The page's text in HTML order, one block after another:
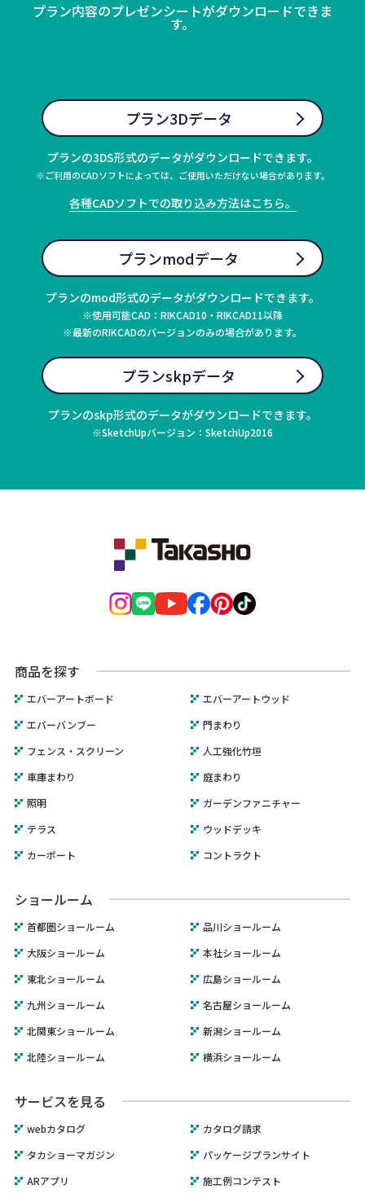
プラン内容のプレゼンシートがダウンロードできま
す。
プラン3Dデータ
プランの3DS形式のデータがダウンロードできます。
※ご利用のCADソフトによっては、ご使用いただけない場合があります。
各種CADソフトでの取り込み方法はこちら。
プランmodデータ
プランのmod形式のデータがダウンロードできます。
※使用可能CAD：RIKCAD10・RIKCAD11以降
※最新のRIKCADのバージョンのみの場合があります。
プランskpデータ
プランのskp形式のデータがダウンロードできます。
※SketchUpバージョン：SketchUp2016
商品を探す
エバーアートボード
エバーアートウッド
エバーバンブー
門まわり
フェンス・スクリーン
人工強化竹垣
車庫まわり
庭まわり
照明
ガーデンファニチャー
テラス
ウッドデッキ
カーポート
コントラクト
ショールーム
首都圏ショールーム
品川ショールーム
大阪ショールーム
本社ショールーム
東北ショールーム
広島ショールーム
九州ショールーム
名古屋ショールーム
北関東ショールーム
新潟ショールーム
北陸ショールーム
横浜ショールーム
サービスを見る
webカタログ
カタログ請求
タカショーマガジン
パッケージプランサイト
ARアプリ
施工例コンテスト